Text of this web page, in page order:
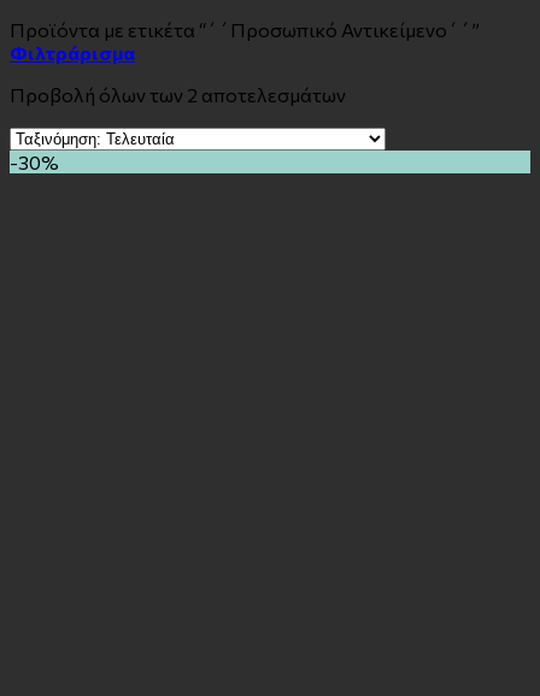
Προϊόντα με ετικέτα “΄΄Προσωπικό Αντικείμενο΄΄”
Φιλτράρισμα
Προβολή όλων των 2 αποτελεσμάτων
-30%